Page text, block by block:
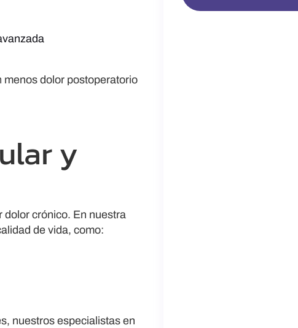
dolor postoperatorio
y
crónico. En nuestra
de vida, como:
nuestros especialistas en